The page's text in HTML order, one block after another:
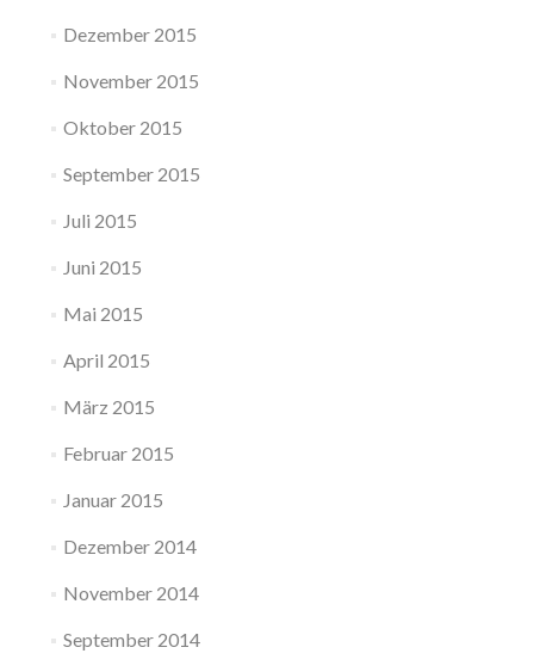
Dezember 2015
November 2015
Oktober 2015
September 2015
Juli 2015
Juni 2015
Mai 2015
April 2015
März 2015
Februar 2015
Januar 2015
Dezember 2014
November 2014
September 2014